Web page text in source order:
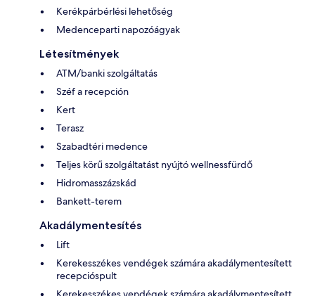
Kerékpárbérlési lehetőség
Medenceparti napozóágyak
Létesítmények
ATM/banki szolgáltatás
Széf a recepción
Kert
Terasz
Szabadtéri medence
Teljes körű szolgáltatást nyújtó wellnessfürdő
Hidromasszázskád
Bankett-terem
Akadálymentesítés
Lift
Kerekesszékes vendégek számára akadálymentesített
recepcióspult